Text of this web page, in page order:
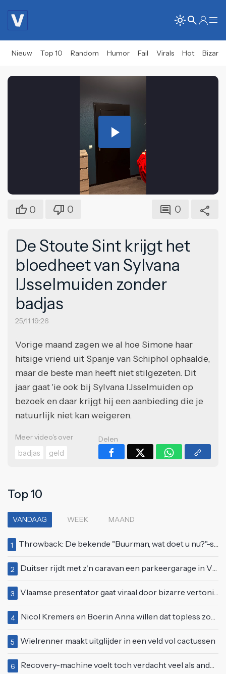
Nieuw Top 10 Random Humor Fail Virals Hot Bizar
Play
Video
0 0 0
De Stoute Sint krijgt het
bloedheet van Sylvana
IJsselmuiden zonder
badjas
25/11 19:26
Vorige maand zagen we al hoe Simone haar
hitsige vriend uit Spanje van Schiphol ophaalde,
maar de beste man heeft niet stilgezeten. Dit
jaar gaat 'ie ook bij Sylvana IJsselmuiden op
bezoek en daar krijgt hij een aanbieding die je
natuurlijk niet kan weigeren.
Meer video's over
badjas
geld
Delen
Top 10
VANDAAG WEEK MAAND
1 Throwback: De bekende "Buurman, wat doet u nu?"-scène uit Flodder met Tatjana Šimić
2 Duitser rijdt met z'n caravan een parkeergarage in Vlissingen binnen
3 Vlaamse presentator gaat viraal door bizarre vertoning op live televisie: "Helemaal stijf van de bloem"
4 Nicol Kremers en Boerin Anna willen dat topless zonnen geen taboe meer is
5 Wielrenner maakt uitglijder in een veld vol cactussen
6 Recovery-machine voelt toch verdacht veel als ander soort work-out